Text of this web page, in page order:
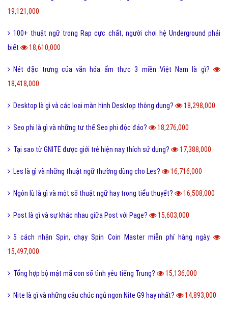
19,121,000
100+ thuật ngữ trong Rap cực chất, người chơi hệ Underground phải
biết
18,610,000
Nét đặc trưng của văn hóa ẩm thực 3 miền Việt Nam là gì?
18,418,000
Desktop là gì và các loại màn hình Desktop thông dụng? 18,298,000
Seo phi là gì và những tư thế Seo phi độc đáo? 18,276,000
Tại sao từ GNITE được giới trẻ hiện nay thích sử dụng? 17,388,000
Les là gì và những thuật ngữ thường dùng cho Les? 16,716,000
Ngôn lù là gì và một số thuật ngữ hay trong tiểu thuyết? 16,508,000
Post là gì và sự khác nhau giữa Post với Page? 15,603,000
5 cách nhận Spin, chạy Spin Coin Master miễn phí hàng ngày
15,497,000
Tổng hợp bộ mật mã con số tình yêu tiếng Trung? 15,136,000
Nite là gì và những câu chúc ngủ ngon Nite G9 hay nhất? 14,893,000